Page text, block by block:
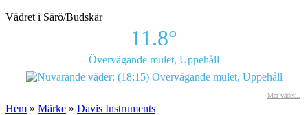
Vädret i Särö/Budskär
11.8°
Övervägande mulet, Uppehåll
Mer väder...
Hem » Märke » Davis Instruments